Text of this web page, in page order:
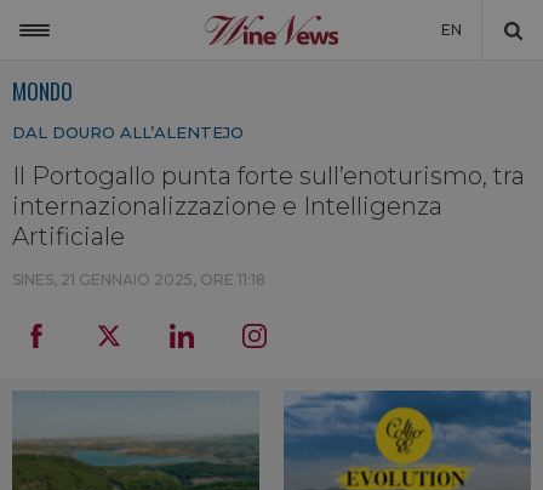
EN
MONDO
NON SOLO VINO
LA CANTINA DI WINENEWS
DICONO DI NOI
MONDO
DAL DOURO ALL’ALENTEJO
Il Portogallo punta forte sull’enoturismo, tra
internazionalizzazione e Intelligenza
Artificiale
SINES, 21 GENNAIO 2025, ORE 11:18